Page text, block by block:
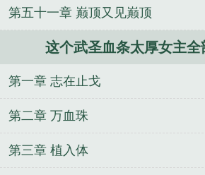
许竞第几章死 这个武圣血条太厚
血条太厚女主 这个武圣血条太厚
太厚全文
这个武圣血条太厚言情
笔趣
这个武圣血条太厚最新章节
有点狠
这个武圣血条太厚最新章
个武圣血条太厚最新
这个武圣
第五十一章 巅顶又见巅顶
这个武圣血条太厚女主全
第一章 志在止戈
第二章 万血珠
第三章 植入体